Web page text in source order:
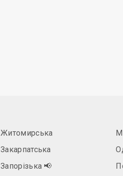
Житомирська
Закарпатська
Запорізька 📢